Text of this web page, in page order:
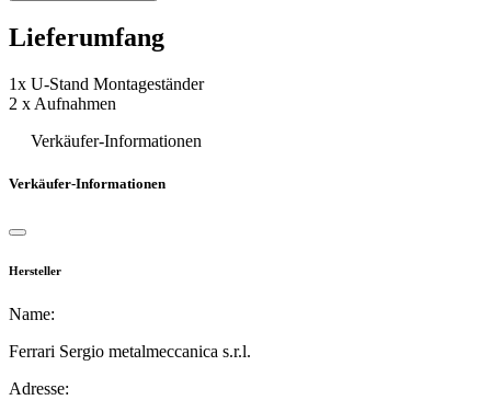
Lieferumfang
1x U-Stand Montageständer
2 x Aufnahmen
Verkäufer-Informationen
Verkäufer-Informationen
Hersteller
Name:
Ferrari Sergio metalmeccanica s.r.l.
Adresse: